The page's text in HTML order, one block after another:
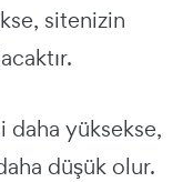
sitenizin
daha yüksekse,
düşük olur.